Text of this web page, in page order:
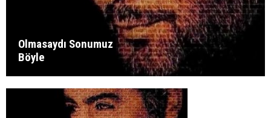
Olmasaydı Sonumuz
Böyle